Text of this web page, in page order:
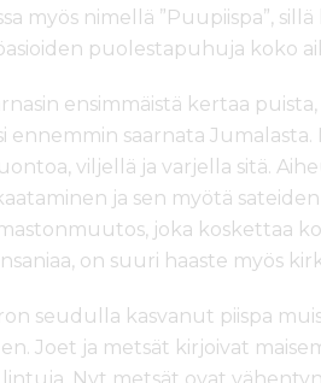
myös nimellä ”Puupiispa”,
puolestapuhuja koko
ensimmäistä kertaa
ennemmin saarnata
viljellä ja varjella sitä.
ja sen myötä
joka koskettaa
on suuri haaste myös
seudulla kasvanut piispa
Joet ja metsät kirjoivat